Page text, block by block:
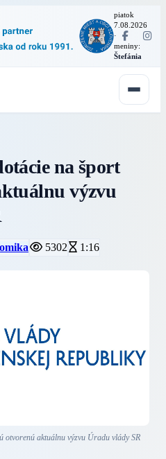
piatok
7.08.2026
·
meniny:
Štefánia
na šport
výzvu
5302 1:16
otvorenú aktuálnu výzvu Úradu vlády SR